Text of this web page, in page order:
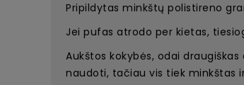
Pripildytas minkštų polistireno
Jei pufas atrodo per kietas,
Aukštos kokybės, odai
naudoti, tačiau vis tiek minkštas